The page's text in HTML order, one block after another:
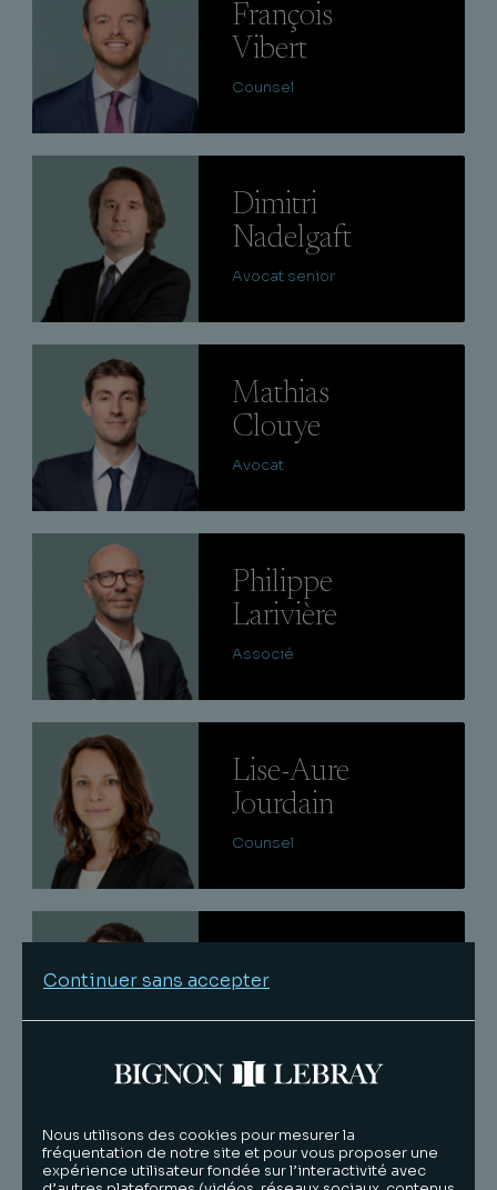
François
Vibert
Counsel
Dimitri
Nadelgaft
Avocat senior
Mathias
Clouye
Avocat
Philippe
Larivière
Associé
Lise-Aure
Jourdain
Counsel
Bizet
Adrien
Morisse
Continuer sans accepter
Nous utilisons des cookies pour mesurer la
fréquentation de notre site et pour vous proposer une
expérience utilisateur fondée sur l’interactivité avec